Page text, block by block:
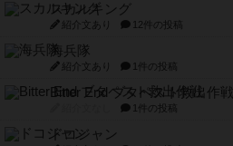
スカルキング
紹介文あり 12件の投稿
海兵隊
紹介文あり 1件の投稿
Bitter End ブタペスト救出作戦
1件の投稿
ドコジャン